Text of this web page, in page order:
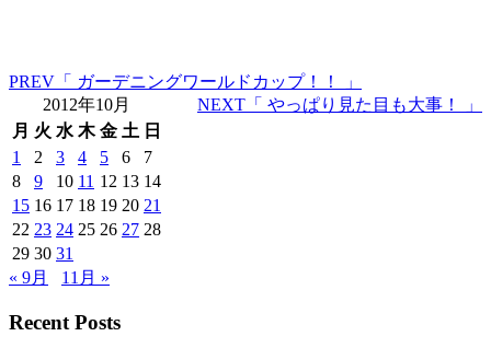
PREV 「 ガーデニングワールドカップ！！ 」
NEXT 「 やっぱり見た目も大事！ 」
2012年10月
月 火 水 木 金 土 日
1
2 3 4 5 6
7
8
9 10 11 12 13 14
15 16 17 18 19 20 21
22 23 24 25 26 27 28
29 30 31
« 9月
11月 »
Recent Posts